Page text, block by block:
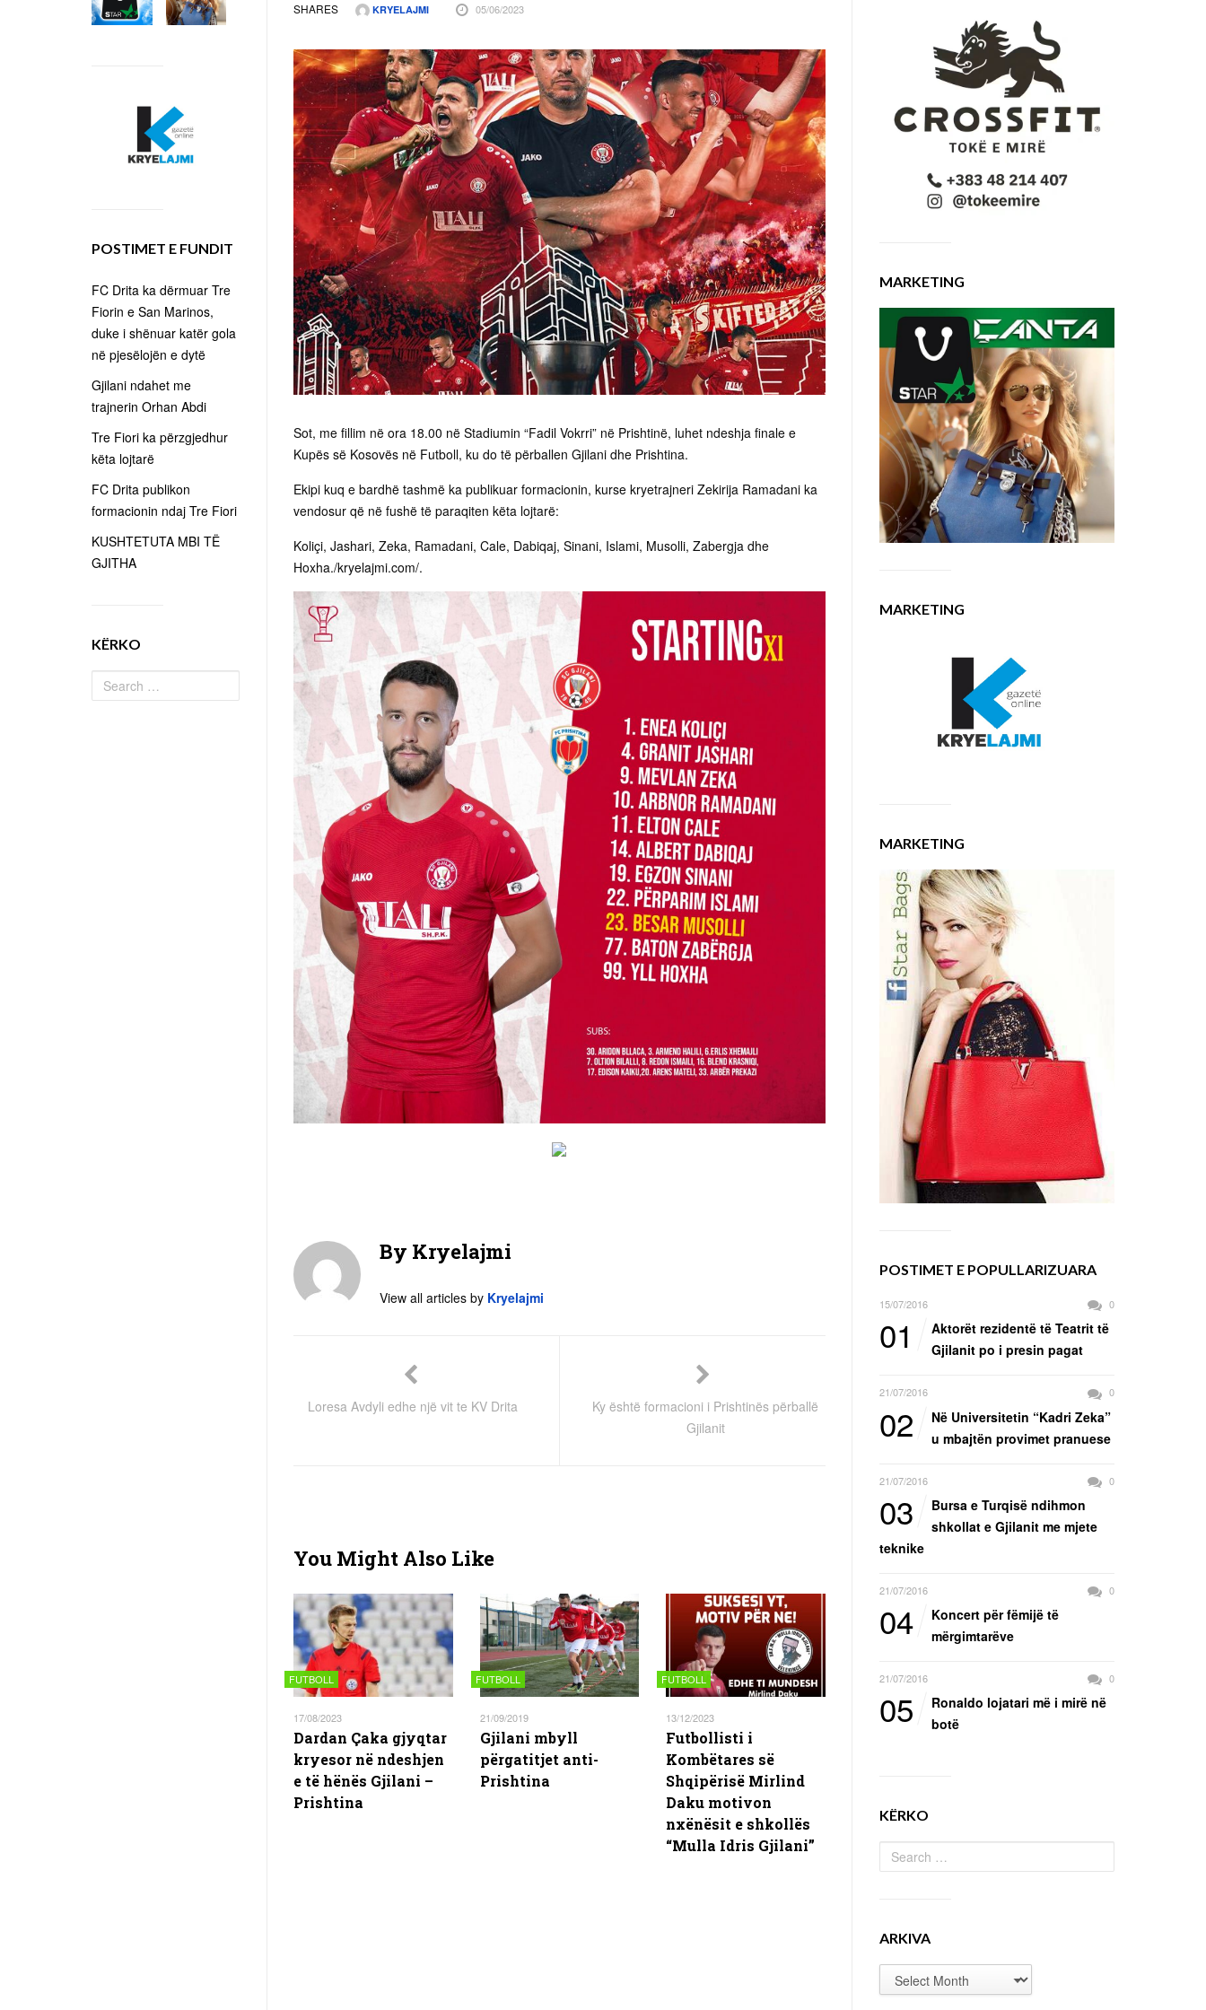
SHARES KRYELAJMI 05/06/2023
Sot, me fillim në ora 18.00 në Stadiumin “Fadil Vokrri” në Prishtinë, luhet ndeshja finale e
Kupës së Kosovës në Futboll, ku do të përballen Gjilani dhe Prishtina.
Ekipi kuq e bardhë tashmë ka publikuar formacionin, kurse kryetrajneri Zekirija Ramadani ka
vendosur që në fushë të paraqiten këta lojtarë:
Koliçi, Jashari, Zeka, Ramadani, Cale, Dabiqaj, Sinani, Islami, Musolli, Zabergja dhe
Hoxha./kryelajmi.com/.
By Kryelajmi
View all articles by Kryelajmi
Loresa Avdyli edhe një vit te KV Drita
Ky është formacioni i Prishtinës përballë
Gjilanit
You Might Also Like
FUTBOLL
17/08/2023
Dardan Çaka gjyqtar
kryesor në ndeshjen
e të hënës Gjilani –
Prishtina
FUTBOLL
21/09/2019
Gjilani mbyll
përgatitjet anti-
Prishtina
FUTBOLL
13/12/2023
Futbollisti i
Kombëtares së
Shqipërisë Mirlind
Daku motivon
nxënësit e shkollës
“Mulla Idris Gjilani”
MARKETING
MARKETING
MARKETING
POSTIMET E POPULLARIZUARA
15/07/2016 0
01
Aktorët rezidentë të Teatrit të
Gjilanit po i presin pagat
21/07/2016 0
02
Në Universitetin “Kadri Zeka”
u mbajtën provimet pranuese
21/07/2016 0
03
Bursa e Turqisë ndihmon
shkollat e Gjilanit me mjete
teknike
21/07/2016 0
04
Koncert për fëmijë të
mërgimtarëve
21/07/2016 0
05
Ronaldo lojatari më i mirë në
botë
KËRKO
ARKIVA
POSTIMET E FUNDIT
FC Drita ka dërmuar Tre
Fiorin e San Marinos,
duke i shënuar katër gola
në pjesëlojën e dytë
Gjilani ndahet me
trajnerin Orhan Abdi
Tre Fiori ka përzgjedhur
këta lojtarë
FC Drita publikon
formacionin ndaj Tre Fiori
KUSHTETUTA MBI TË
GJITHA
KËRKO